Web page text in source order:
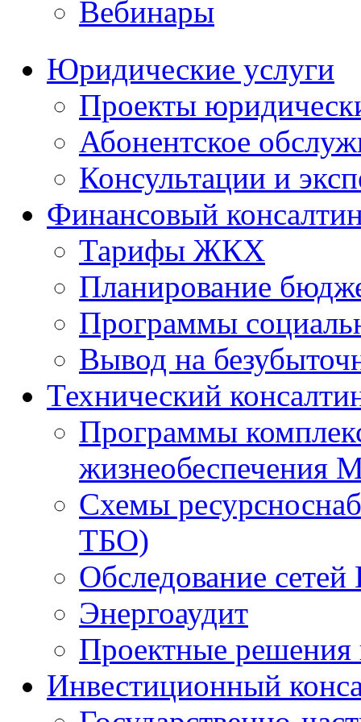
Вебинары
Юридические услуги
Проекты
Абонентское
Консультации и
Финансовый
Тарифы ЖКХ
Планирование
Программы
Вывод на
Технический
Программы
жизнеобеспечения
Схемы
ТБО)
Обследование
Энергоаудит
Проектные решения
Инвестиционный